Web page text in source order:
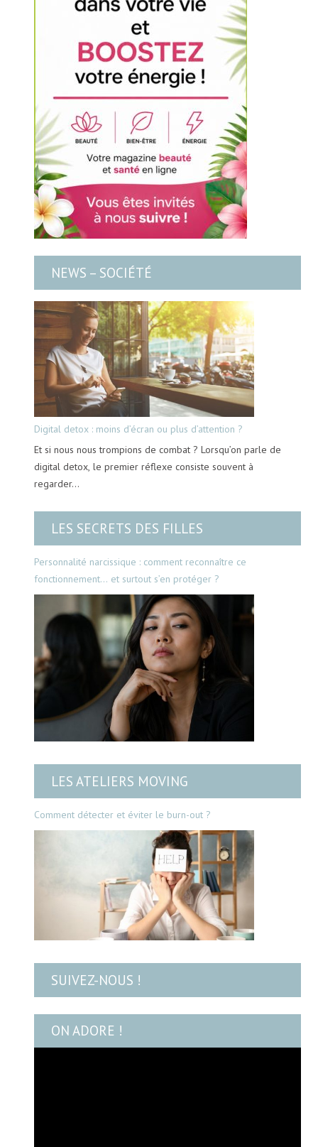
NEWS – SOCIÉTÉ
Digital detox : moins d’écran ou plus d’attention ?
Et si nous nous trompions de combat ? Lorsqu’on parle de
digital detox, le premier réflexe consiste souvent à
regarder…
LES SECRETS DES FILLES
Personnalité narcissique : comment reconnaître ce
fonctionnement… et surtout s’en protéger ?
LES ATELIERS MOVING
Comment détecter et éviter le burn-out ?
SUIVEZ-NOUS !
ON ADORE !